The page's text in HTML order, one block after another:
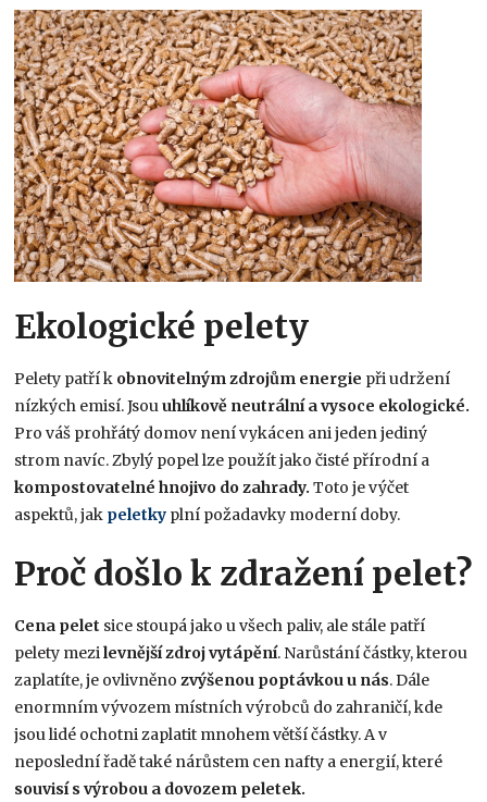
Ekologické pelety
Pelety patří k obnovitelným zdrojům energie při udržení
nízkých emisí. Jsouuhlíkově neutrální a vysoce ekologické.
Pro váš prohřátý domov není vykácen ani jeden jediný
strom navíc. Zbylý popel lze použít jako čisté přírodní a
kompostovatelné hnojivo do zahrady. Toto je výčet
aspektů, jak peletky plní požadavky moderní doby.
Proč došlo k zdražení pelet?
Cena pelet sice stoupá jako u všech paliv, ale stále patří
pelety mezilevnějšízdrojvytápění. Narůstání částky, kterou
zaplatíte, je ovlivněno zvýšenou poptávkou u nás. Dále
enormním vývozem místních výrobců do zahraničí, kde
jsou lidé ochotni zaplatit mnohem větší částky. A v
neposlední řadě také nárůstem cen nafty a energií, které
souvisí s výrobou a dovozem peletek.